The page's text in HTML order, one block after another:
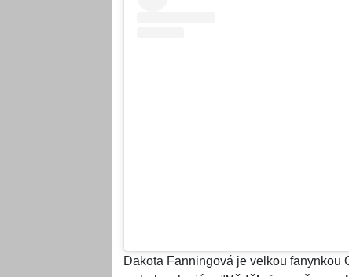
Dakota Fanningová je velkou fanynkou